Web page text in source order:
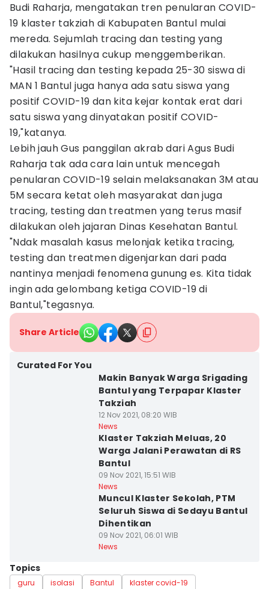
Budi Raharja, mengatakan tren penularan COVID-
19 klaster takziah di Kabupaten Bantul mulai
mereda. Sejumlah tracing dan testing yang
dilakukan hasilnya cukup menggemberikan.
"Hasil tracing dan testing kepada 25-30 siswa di
MAN 1 Bantul juga hanya ada satu siswa yang
positif COVID-19 dan kita kejar kontak erat dari
satu siswa yang dinyatakan positif COVID-
19,"katanya.
Lebih jauh Gus panggilan akrab dari Agus Budi
Raharja tak ada cara lain untuk mencegah
penularan COVID-19 selain melaksanakan 3M atau
5M secara ketat oleh masyarakat dan juga
tracing, testing dan treatmen yang terus masif
dilakukan oleh jajaran Dinas Kesehatan Bantul.
"Ndak masalah kasus melonjak ketika tracing,
testing dan treatmen digenjarkan dari pada
nantinya menjadi fenomena gunung es. Kita tidak
ingin ada gelombang ketiga COVID-19 di
Bantul,"tegasnya.
Share Article
Curated For You
Makin Banyak Warga Srigading
Bantul yang Terpapar Klaster
Takziah
12 Nov 2021, 08:20 WIB
News
Klaster Takziah Meluas, 20
Warga Jalani Perawatan di RS
Bantul
09 Nov 2021, 15:51 WIB
News
Muncul Klaster Sekolah, PTM
Seluruh Siswa di Sedayu Bantul
Dihentikan
09 Nov 2021, 06:01 WIB
News
Topics
guru isolasi Bantul
klaster covid-19